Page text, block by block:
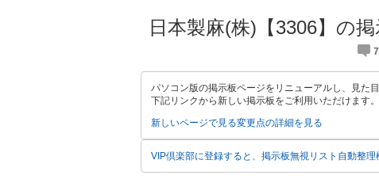
日本製麻(株)【3306】の
パソコン版の掲示板ページをリニューアルし、見た
下記リンクから新しい掲示板をご利用いただけます。
新しいページで見る変更点の詳細を見る
VIP倶楽部に登録すると、掲示板無視リスト自動整